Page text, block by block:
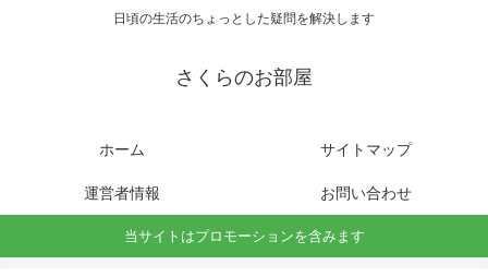
日頃の生活のちょっとした疑問を解決します
さくらのお部屋
ホーム サイトマップ
運営者情報 お問い合わせ
当サイトはプロモーションを含みます